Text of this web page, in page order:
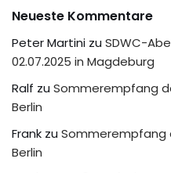
Neueste Kommentare
Peter Martini zu SDWC-
02.07.2025 in Magdeburg
Ralf zu Sommerempfang
Berlin
Frank zu Sommerempfang
Berlin